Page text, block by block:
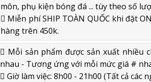
môn, phụ kiện bóng đá ... tùy theo số
Miễn phí SHIP TOÀN QUỐC khi đặt
hàng trên 450k.
Mỗi sản phẩm được sản xuất nhiều
nhau - Tương ứng với mỗi mức giá #
Giờ làm việc: 8h00 - 21h00 (Tất cả các